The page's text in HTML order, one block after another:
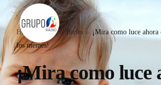
Home Blog Redes
¡Mira como luce
los memes!
¡Mira como luce